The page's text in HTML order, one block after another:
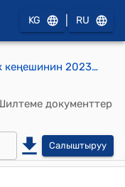
KG RU
Конур-Дөбө айылдык кеңешинин 2023-жылдын 26-январы № 18/2 "Коңур-Дөбө айыл өкмөтүнүн 2023-жылдын 1-январына карата жергиликтүү бюджетинин өздүк кирешесинен 1385,4 миң сом калган калдык акча каражатын 2023-жылдын бюджетине иштетүү жөнүндө" токтому
документтер
Салыштыруу